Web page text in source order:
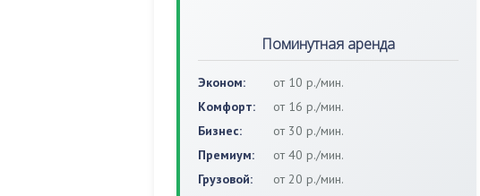
Поминутная аренда
Эконом:
от 10 р./мин.
Комфорт:
от 16 р./мин.
Бизнес:
от 30 р./мин.
Премиум:
от 40 р./мин.
Грузовой:
от 20 р./мин.